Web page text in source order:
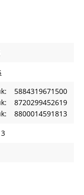
5884319671500
8720299452619
8800014591813